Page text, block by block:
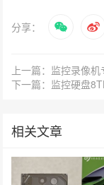
分享：
上一篇：监控录像
下一篇：监控硬盘
相关文章